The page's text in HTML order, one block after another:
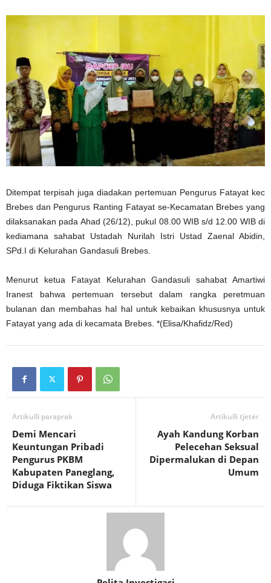
Ditempat terpisah juga diadakan pertemuan Pengurus Fatayat kec
Brebes dan Pengurus Ranting Fatayat se-Kecamatan Brebes yang
dilaksanakan pada Ahad (26/12), pukul 08.00 WIB s/d 12.00 WIB di
kediamana sahabat Ustadah Nurilah Istri Ustad Zaenal Abidin,
SPd.I di Kelurahan Gandasuli Brebes.
Menurut ketua Fatayat Kelurahan Gandasuli sahabat Amartiwi
Iranest bahwa pertemuan tersebut dalam rangka peretmuan
bulanan dan membahas hal hal untuk kebaikan khususnya untuk
Fatayat yang ada di kecamata Brebes. *(Elisa/Khafidz/Red)
Artikulli paraprak
Demi Mencari
Keuntungan Pribadi
Pengurus PKBM
Kabupaten Paneglang,
Diduga Fiktikan Siswa
Artikulli tjetër
Ayah Kandung Korban
Pelecehan Seksual
Dipermalukan di Depan
Umum